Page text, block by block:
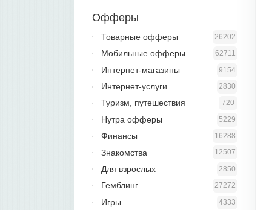
Офферы
26202
Товарные офферы
62711
Мобильные офферы
9154
Интернет-магазины
2830
Интернет-услуги
720
Туризм, путешествия
5229
Нутра офферы
16288
Финансы
12507
Знакомства
2850
Для взрослых
27272
Гемблинг
4333
Игры